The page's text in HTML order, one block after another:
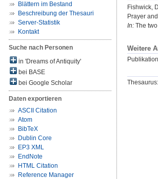
Blättern im Bestand
Beschreibung der Thesauri
Server-Statistik
Kontakt
Suche nach Personen
in 'Dreams of Antiquity'
bei BASE
bei Google Scholar
Daten exportieren
ASCII Citation
Atom
BibTeX
Dublin Core
EP3 XML
EndNote
HTML Citation
Reference Manager
Fishwick,
Prayer
In: The
Weitere
Thesaurus: